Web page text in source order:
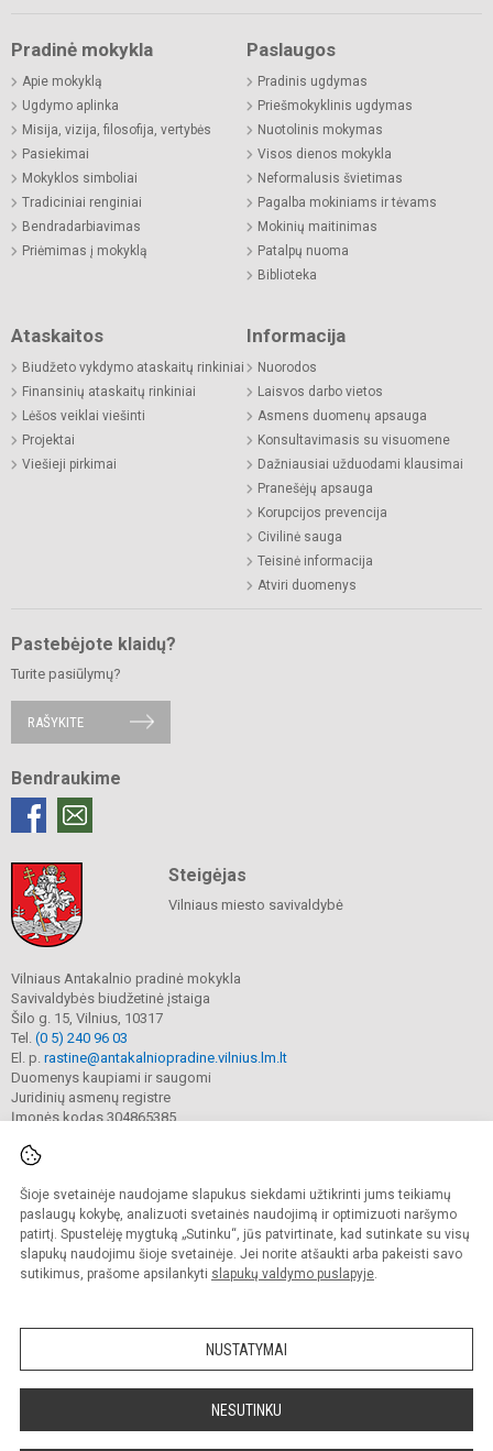
Šioje svetainėje naudojame slapukus siekdami užtikrinti jums teikiamų
paslaugų kokybę, analizuoti svetainės naudojimą ir optimizuoti naršymo
patirtį. Spustelėję mygtuką „Sutinku“, jūs patvirtinate, kad sutinkate su visų
slapukų naudojimu šioje svetainėje. Jei norite atšaukti arba pakeisti savo
sutikimus, prašome apsilankyti slapukų valdymo puslapyje.
NUSTATYMAI
NESUTINKU
Pradinė mokykla
Apie mokyklą
Ugdymo aplinka
Misija, vizija, filosofija, vertybės
Pasiekimai
Mokyklos simboliai
Tradiciniai renginiai
Bendradarbiavimas
Priėmimas į mokyklą
Paslaugos
Pradinis ugdymas
Priešmokyklinis ugdymas
Nuotolinis mokymas
Visos dienos mokykla
Neformalusis švietimas
Pagalba mokiniams ir tėvams
Mokinių maitinimas
Patalpų nuoma
Biblioteka
Ataskaitos
Biudžeto vykdymo ataskaitų rinkiniai
Finansinių ataskaitų rinkiniai
Lėšos veiklai viešinti
Projektai
Viešieji pirkimai
Informacija
Nuorodos
Laisvos darbo vietos
Asmens duomenų apsauga
Konsultavimasis su visuomene
Dažniausiai užduodami klausimai
Pranešėjų apsauga
Korupcijos prevencija
Civilinė sauga
Teisinė informacija
Atviri duomenys
Pastebėjote klaidų?
Turite pasiūlymų?
RAŠYKITE
Bendraukime
Steigėjas
Vilniaus miesto savivaldybė
Vilniaus Antakalnio pradinė mokykla
Savivaldybės biudžetinė įstaiga
Šilo g. 15, Vilnius, 10317
Tel. (0 5) 240 96 03
El. p. rastine@antakalniopradine.vilnius.lm.lt
Duomenys kaupiami ir saugomi
Juridinių asmenų registre
Įmonės kodas 304865385
© 2023. Vilniaus Antakalnio pradinė mokykla. Visos teisės saugomos.
Kopijuoti turinį be raštiško gimnazijos sutikimo griežtai draudžiama.
Prieinamumo paraiška Slapukų valdymas
Sumanus būdas atnaujinti